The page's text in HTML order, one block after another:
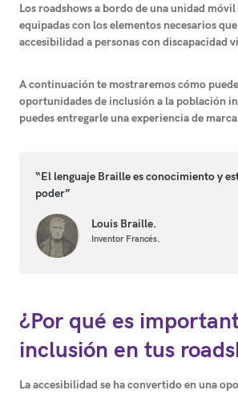
Los roadshows a bordo de una unidad
equipadas con los elementos necesarios
accesibilidad a personas con discapacidad
A continuación te mostraremos cómo
oportunidades de inclusión a la población
puedes entregarle una experiencia de
“El lenguaje Braille es conocimiento y
poder”
Louis Braille.
Inventor Francés.
¿Por qué es
inclusión en tus
La accesibilidad se ha convertidoen una